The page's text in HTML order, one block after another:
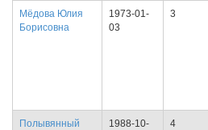
Мёдова Юлия
Борисовна
1973-01-
03
3
Полывянный
1988-10-
4